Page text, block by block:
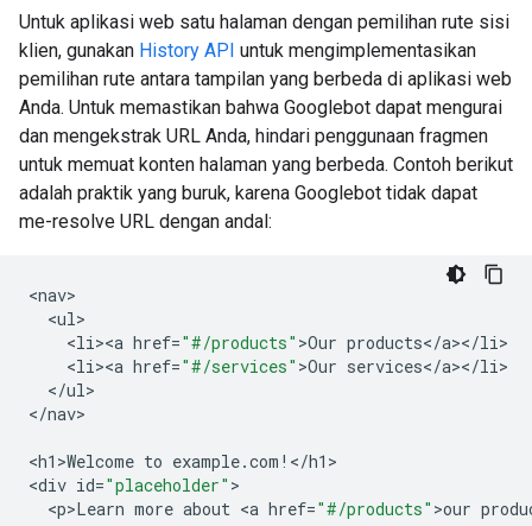
Untuk aplikasi web satu halaman dengan pemilihan rute sisi
klien, gunakan History API untuk mengimplementasikan
pemilihan rute antara tampilan yang berbeda di aplikasi web
Anda. Untuk memastikan bahwa Googlebot dapat mengurai
dan mengekstrak URL Anda, hindari penggunaan fragmen
untuk memuat konten halaman yang berbeda. Contoh berikut
adalah praktik yang buruk, karena Googlebot tidak dapat
me-resolve URL dengan andal:
<nav
<ul
<li><a href="#/products" >Our products</a></li
<li><a href="#/services" >Our services</a></li
</ul>
</nav>
<h1>Welcome to example.com ! </h1 >
<div id="placeholder"
<p>Learn more about <a href="#/products" >our